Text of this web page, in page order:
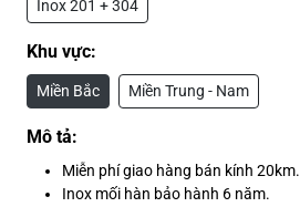
Inox 201 + 304
Khu vực:
Miền Bắc Miền Trung - Nam
Mô tả:
Miễn phí giao hàng bán kính 20km.
Inox mối hàn bảo hành 6 năm.